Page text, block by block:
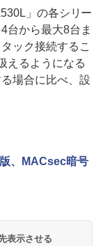
」の各シリー
台から最大8台ま
ック接続するこ
えるようになる
場合に比べ、設
、MACsec暗号
表示させる